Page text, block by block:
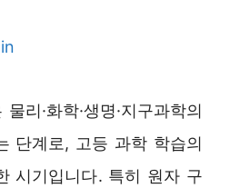
리·화학·생명·지구과학의
단계로, 고등 과학 학습의
시기입니다. 특히 원자 구